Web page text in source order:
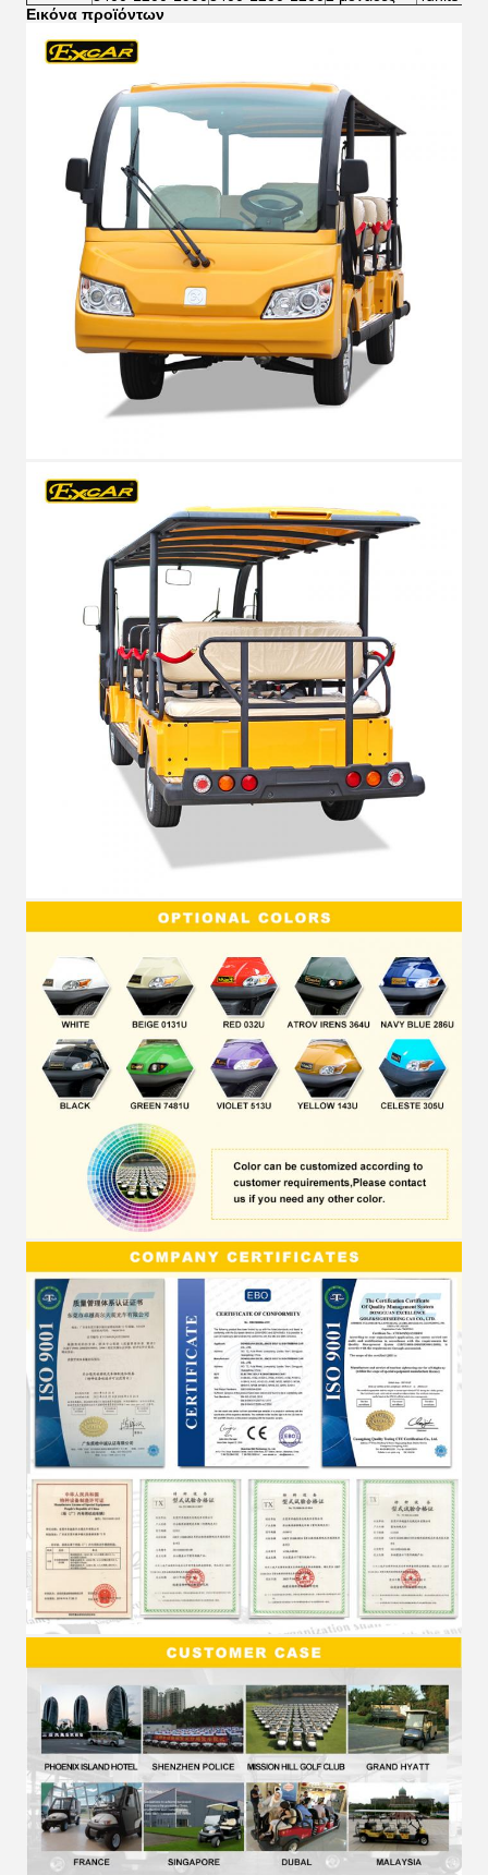
Εικόνα προϊόντων